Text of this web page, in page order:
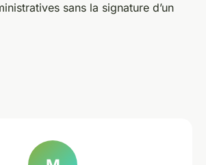
sans la signature d’un